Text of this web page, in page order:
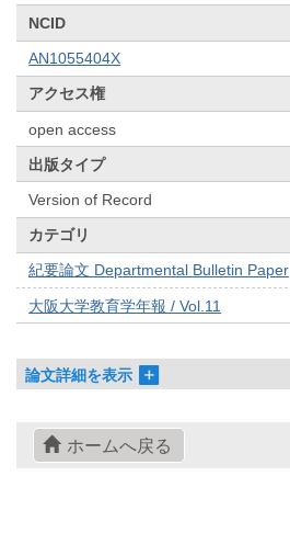
NCID
AN1055404X
アクセス権
open access
出版タイプ
Version of Record
カテゴリ
紀要論文 Departmental Bulletin Paper
大阪大学教育学年報 / Vol.11
論文詳細を表示
ホームへ戻る